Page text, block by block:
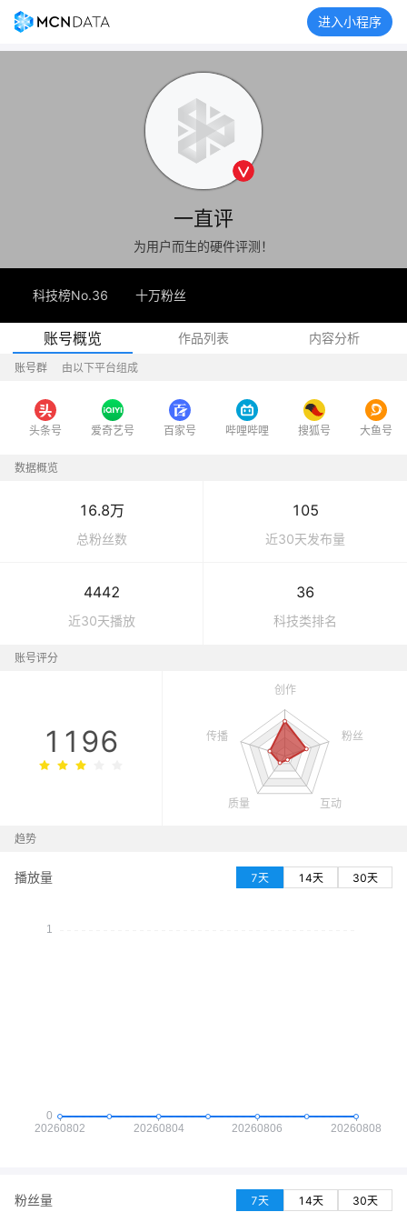
进入小程序
一直评
为用户而生的硬件评测！
科技榜No.36 十万粉丝
账号概览 作品列表 内容分析
账号群 由以下平台组成
头条号 爱奇艺号 百家号 哔哩哔哩 搜狐号 大鱼号
数据概览
16.8万
总粉丝数
105
近30天发布量
4442
近30天播放
36
科技类排名
账号评分
1196
趋势
播放量 7天 14天 30天
粉丝量 7天 14天 30天